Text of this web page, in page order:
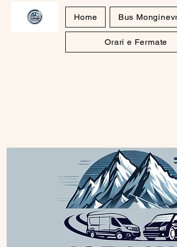
Home Bus
Orari e Fermate